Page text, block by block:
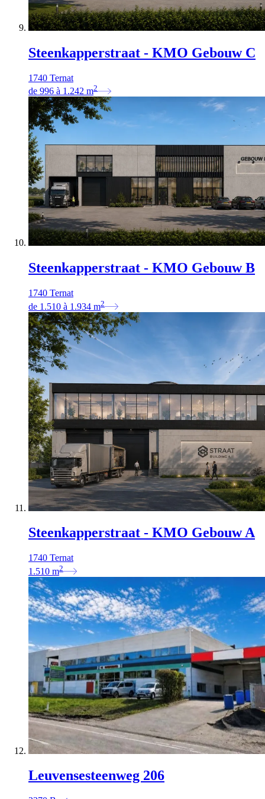
Steenkapperstraat - KMO Gebouw C
1740 Ternat
de 996 à 1.242 m2
Steenkapperstraat - KMO Gebouw B
1740 Ternat
de 1.510 à 1.934 m2
Steenkapperstraat - KMO Gebouw A
1740 Ternat
1.510 m2
Leuvensesteenweg 206